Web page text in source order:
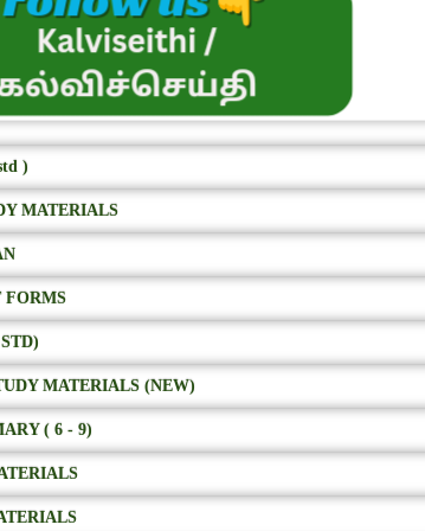
)
MATERIALS
FORMS
MATERIALS (NEW)
( 6 - 9)